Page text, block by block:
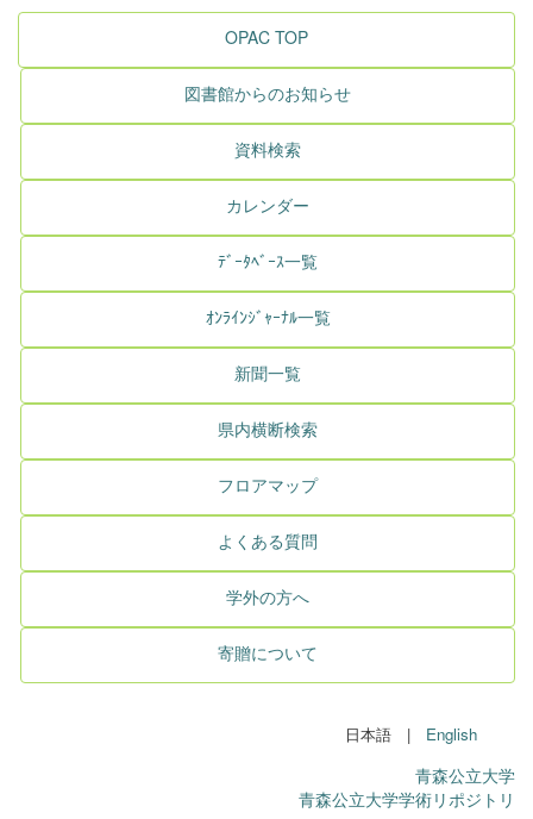
OPAC TOP
図書館からのお知らせ
資料検索
カレンダー
ﾃﾞｰﾀﾍﾞｰｽ一覧
ｵﾝﾗｲﾝｼﾞｬｰﾅﾙ一覧
新聞一覧
県内横断検索
フロアマップ
よくある質問
学外の方へ
寄贈について
日本語 | English
青森公立大学
青森公立大学学術リポジトリ